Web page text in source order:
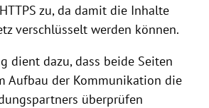
zu, da damit die Inhalte
verschlüsselt werden können.
dient dazu, dass beide Seiten
Aufbau der Kommunikation die
überprüfen